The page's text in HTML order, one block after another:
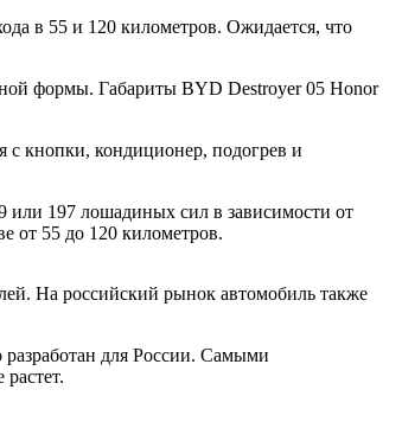
в 55 и 120 километров. Ожидается, что
формы. Габариты BYD Destroyer 05 Honor
с кнопки, кондиционер, подогрев и
или 197 лошадиных сил в зависимости от
от 55 до 120 километров.
На российский рынок автомобиль также
для России. Самыми